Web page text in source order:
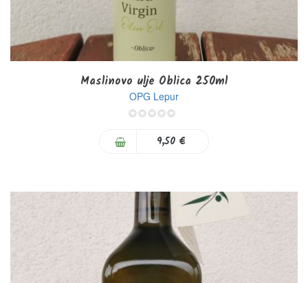
Maslinovo ulje Oblica 250ml
OPG Lepur
9,50 €